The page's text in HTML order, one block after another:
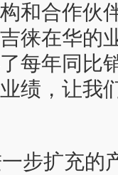
和合作伙
徕在华的
每年同比
绩，让我
步扩充的